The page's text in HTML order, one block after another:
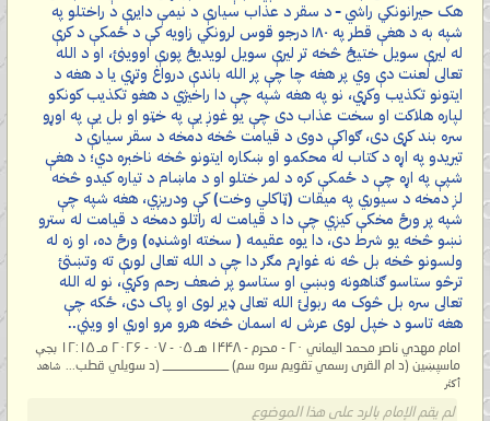
هک حیرانونکي راشي – د سقر د عذاب سیارې د نیمې دایرې د راختلو په
شپه به د هغې قطر په ۱۸۰ درجو قوس لرونکي زاویه کې د ځمکې د کرې
له لیرې سویل ختیځ څخه تر لیرې سویل لویدیځ پورې اووینئ، او د الله
تعالی لعنت دې وي پر هغه چا چې پر الله باندې درواغ وتړي یا د هغه د
ایتونو تکذیب وکړي، نو په هغه شپه چې دا راخیژي د هغو تکذیب کونکو
لپاره هلاکت او سخت عذاب دی چې یو غوږ یې په خټو او بل یې په اوړو
سره بند کړی دی، ګواکې دوی د قیامت څخه دمخه د سقر سیارې د
تیریدو په اړه د کتاب له محکمو او ښکاره ایتونو څخه ناخبره دي؛ د هغې
شپې په اړه چې د ځمکې کره د لمر ختلو او د ماښام د تیاره کیدو څخه
لږ دمخه د سیوري په میقات (ټاکلي وخت) کې ودریږي، هغه شپه چې
شپه پر ورځ مخکې کیږي چې دا د قیامت له راتلو دمخه د قیامت له سترو
نښو څخه یو شرط دی، دا یوه عقیمه ( سخته اوشنډه) ورځ ده، او زه له
ولسونو څخه بل څه نه غواړم مګر دا چې د الله تعالی لورې ته وتښتئ
ترڅو ستاسو ګناهونه وبښي او ستاسو پر ضعف رحم وکړي، نو له الله
تعالی سره بل څوک مه ربولئ الله تعالی ډیر لوی او پاک دی، ځکه چې
هغه تاسو د خپل لوی عرش له اسمان څخه هرو مرو اوري او ویني..
امام مهدي ناصر محمد اليماني ۲۰ - محرم - ۱۴۴۸ هـ ۰۵ - ۰۷ - ۲۰۲۶ مـ ۱۲:۱۵ بجې
ماسپښین (د ام القری رسمي تقویم سره سم) __________ (د سویلي قطب... شاهد
أكثر
لم يقم الإمام بالرد على هذا الموضوع